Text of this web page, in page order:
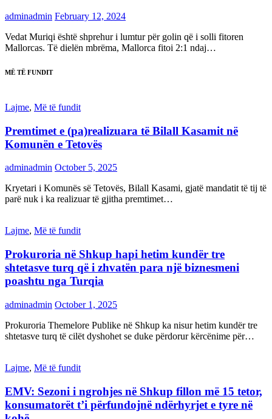
adminadmin February 12, 2024
Vedat Muriqi është shprehur i lumtur për golin që i solli fitoren
Mallorcas. Të dielën mbrëma, Mallorca fitoi 2:1 ndaj…
MË TË FUNDIT
Lajme, Më të fundit
Premtimet e (pa)realizuara të Bilall Kasamit në
Komunën e Tetovës
adminadmin October 5, 2025
Kryetari i Komunës së Tetovës, Bilall Kasami, gjatë mandatit të tij të
parë nuk i ka realizuar të gjitha premtimet…
Lajme, Më të fundit
Prokuroria në Shkup hapi hetim kundër tre
shtetasve turq që i zhvatën para një biznesmeni
poashtu nga Turqia
adminadmin October 1, 2025
Prokuroria Themelore Publike në Shkup ka nisur hetim kundër tre
shtetasve turq të cilët dyshohet se duke përdorur kërcënime për…
Lajme, Më të fundit
EMV: Sezoni i ngrohjes në Shkup fillon më 15 tetor,
konsumatorët t’i përfundojnë ndërhyrjet e tyre në